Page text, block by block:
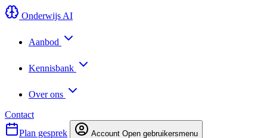
Onderwijs AI
Aanbod
Kennisbank
Over ons
Contact
Plan gesprek
Account Open gebruikersmenu